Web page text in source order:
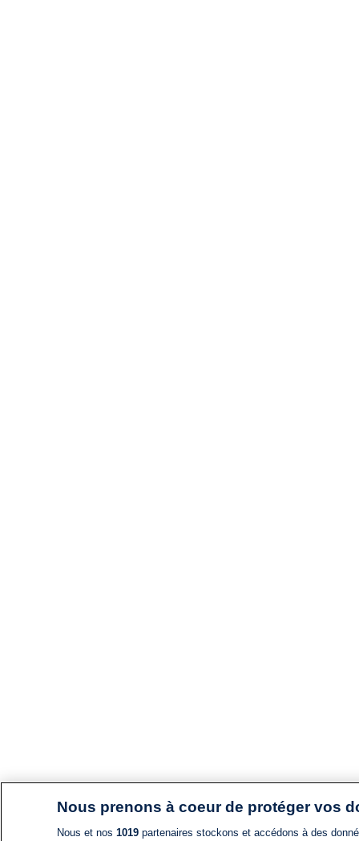
Nous prenons à coeur de protéger vos
Nous et nos 1019partenaires stockons et accédons à des